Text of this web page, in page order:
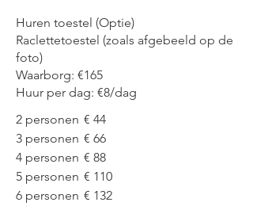
Huren toestel (Optie)
Raclettetoestel (zoals afgebeeld op de
foto)
Waarborg: €165
Huur per dag: €8/dag
2 personen € 44
3 personen € 66
4 personen € 88
5 personen € 110
6 personen € 132